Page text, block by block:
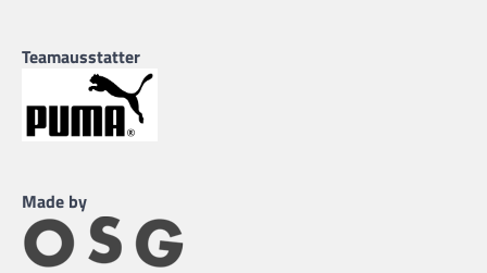
Teamausstatter
Made by